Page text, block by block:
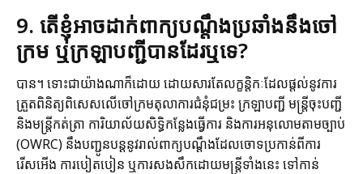
9. តើខ្ញុំអាចដាក់ពាក្យបណ្តឹងប្រឆាំងនឹងចៅ
ក្រម ឬក្រឡាបញ្ជីបានដែរឬទេ?
បាន។ ទោះជាយ៉ាងណាក៏ដោយ ដោយសារតែលក្ខន្តិកៈដែលផ្តល់នូវការ
ត្រួតពិនិត្យពិសេសលើចៅក្រមតុលាការជំនុំជម្រះ ក្រឡាបញ្ជី មន្ត្រីចុះបញ្ជី
និងមន្ត្រីកត់ត្រា ការិយាល័យសិទ្ធិកន្លែងធ្វើការ និងការអនុលោមតាមច្បាប់
(OWRC) នឹងបញ្ជូនបន្តនូវរាល់ពាក្យបណ្តឹងដែលចោទប្រកាន់ពីការ
រើសអើង ការបៀតបៀន ឬការសងសឹកដោយមន្ត្រីទាំងនេះ ទៅកាន់